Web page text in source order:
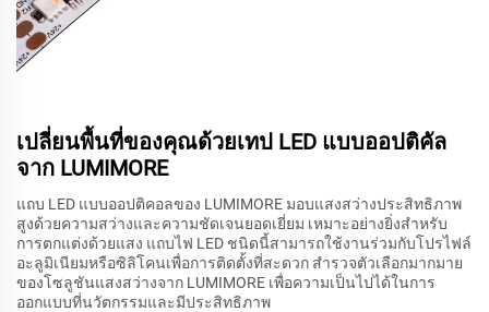
เปลี่ยนพื้นที่ของคุณด้วยเทป LED แบบออปติคัล
จาก LUMIMORE
แถบ LED แบบออปติคอลของ LUMIMORE มอบแสงสว่างประสิทธิภาพ
สูงด้วยความสว่างและความชัดเจนยอดเยี่ยม เหมาะอย่างยิ่งสำหรับ
การตกแต่งด้วยแสง แถบไฟ LED ชนิดนี้สามารถใช้งานร่วมกับโปรไฟล์
อะลูมิเนียมหรือซิลิโคนเพื่อการติดตั้งที่สะดวก สำรวจตัวเลือกมากมาย
ของโซลูชันแสงสว่างจาก LUMIMORE เพื่อความเป็นไปได้ในการ
ออกแบบที่นวัตกรรมและมีประสิทธิภาพ